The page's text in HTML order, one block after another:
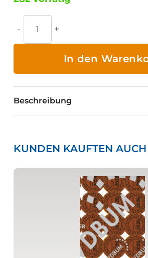
Leitern
Tritte
In den
Beschreibung
KUNDEN KAUFTEN AUCH